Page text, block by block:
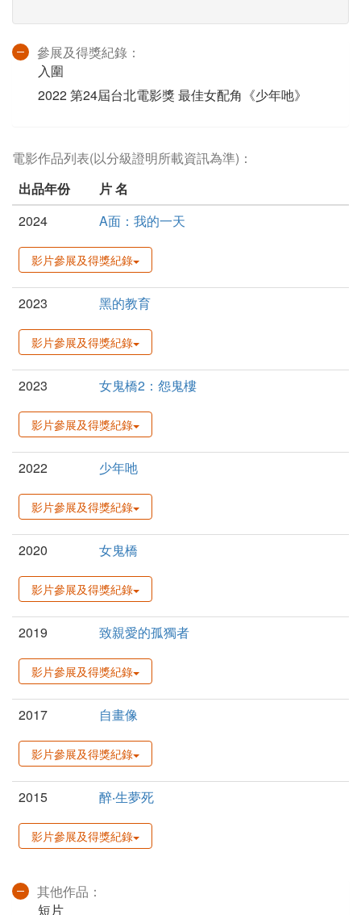
參展及得獎紀錄：
入圍
2022 第24屆台北電影獎 最佳女配角《少年吔》
電影作品列表(以分級證明所載資訊為準)：
出品年份
片 名
2024
A面：我的一天
影片參展及得獎紀錄
2023 黑的教育
影片參展及得獎紀錄
2023 女鬼橋2：怨鬼樓
影片參展及得獎紀錄
2022 少年吔
影片參展及得獎紀錄
2020 女鬼橋
影片參展及得獎紀錄
2019 致親愛的孤獨者
影片參展及得獎紀錄
2017 自畫像
影片參展及得獎紀錄
2015 醉‧生夢死
影片參展及得獎紀錄
其他作品：
短片